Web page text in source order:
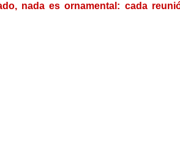
nada es ornamental: cada